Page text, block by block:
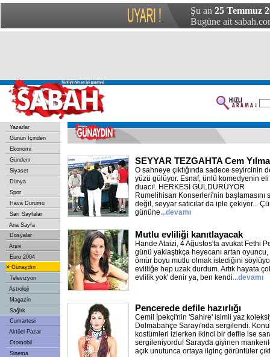
Şu an 25 Temmuz
Bugüne ait
Yazarlar
Günün İçinden
Ekonomi
Gündem
Siyaset
Dünya
Spor
Hava Durumu
Sarı Sayfalar
Ana Sayfa
Dosyalar
Arşiv
Euro 2004
» Günaydın
Televizyon
Astroloji
Magazin
Sağlık
Cumartesi
Aktüel Pazar
Otomobil
Sinema
SEYYAR TEZGAHTA Cem
O sahneye çıktığında sadece seyircinin
yüzü gülüyor. Esnaf, ünlü komedyenin eli
duacı!. HERKESİ GÜLDÜRÜYOR
Rumelihisarı Konserleri'nin
değil, seyyar satıcılar da iple çekiyor...
gününe...devamı
Mutlu evliliği kanıtlayacak
Hande Ataizi, 4 Ağustos'ta avukat Fethi
günü yaklaştıkça heyecanı artan
ömür boyu mutlu olmak istediğini
evliliğe hep uzak durdum. Artık hayata
evlilik yok' denir ya, ben kendi...devamı
Pencerede defile hazırlığı
Cemil İpekçi'nin 'Sahire' isimli yaz
Dolmabahçe Sarayı'nda sergilendi.
kostümleri izlerken ikinci bir defile ise
sergileniyordu! Sarayda giyinen
açık unutunca ortaya ilginç görüntüler